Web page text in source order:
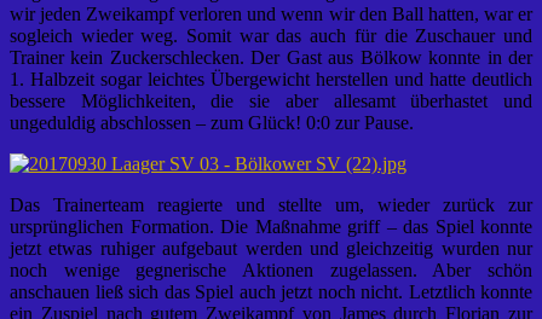
wir jeden Zweikampf verloren und wenn wir den Ball hatten, war er
sogleich wieder weg. Somit war das auch für die Zuschauer und
Trainer kein Zuckerschlecken. Der Gast aus Bölkow konnte in der
1. Halbzeit sogar leichtes Übergewicht herstellen und hatte deutlich
bessere Möglichkeiten, die sie aber allesamt überhastet und
ungeduldig abschlossen – zum Glück! 0:0 zur Pause.
Das Trainerteam reagierte und stellte um, wieder zurück zur
ursprünglichen Formation. Die Maßnahme griff – das Spiel konnte
jetzt etwas ruhiger aufgebaut werden und gleichzeitig wurden nur
noch wenige gegnerische Aktionen zugelassen. Aber schön
anschauen ließ sich das Spiel auch jetzt noch nicht. Letztlich konnte
ein Zuspiel nach gutem Zweikampf von James durch Florian zur